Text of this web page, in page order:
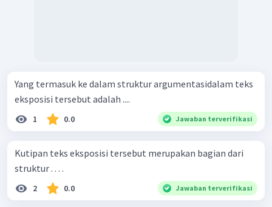
Yang termasuk ke dalam struktur argumentasidalam teks
eksposisi tersebut adalah ....
1 0.0 Jawaban terverifikasi
Kutipan teks eksposisi tersebut merupakan bagian dari
struktur . . . .
2 0.0 Jawaban terverifikasi